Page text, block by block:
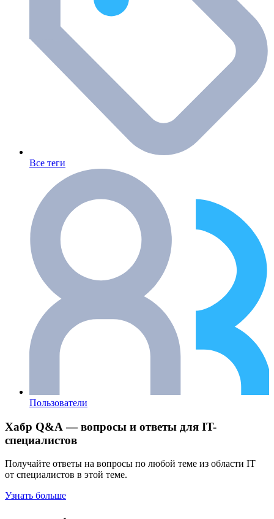
Все теги
Пользователи
Хабр Q&A — вопросы и ответы для IT-
специалистов
Получайте ответы на вопросы по любой теме из области IT
от специалистов в этой теме.
Узнать больше